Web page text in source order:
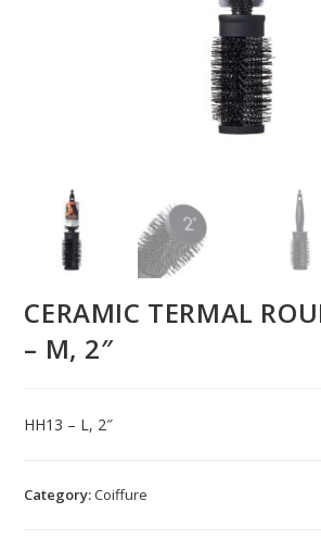
CERAMIC TERMAL
– M, 2″
HH13 – L, 2″
Category:Coiffure